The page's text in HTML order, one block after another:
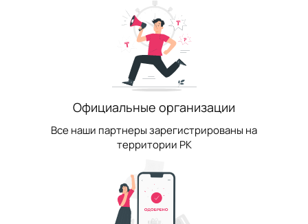
Официальные организации
Все наши партнеры зарегистрированы на
территории РК